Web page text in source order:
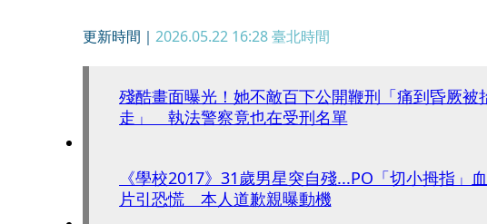
更新時間｜ 2026.05.22 16:28臺北時間
殘酷畫面曝光！她不敵百下公開鞭刑「痛到昏厥被
走」 執法警察竟也在受刑名單
《學校2017》31歲男星突自殘...PO「切小拇指」
片引恐慌 本人道歉親曝動機